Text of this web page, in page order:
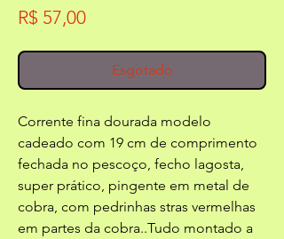
R$ 57,00Preço
Esgotado
Corrente fina dourada modelo
cadeado com 19 cm de comprimento
fechada no pescoço, fecho lagosta,
super prático, pingente em metal de
cobra, com pedrinhas stras vermelhas
em partes da cobra..Tudo montado a